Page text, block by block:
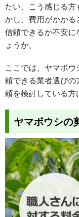
たい、こう感じる
かし、費用がかか
信頼できるか不安
ょうか。
ここでは、ヤマボ
頼できる業者選び
頼を検討している方
ヤマボウシの